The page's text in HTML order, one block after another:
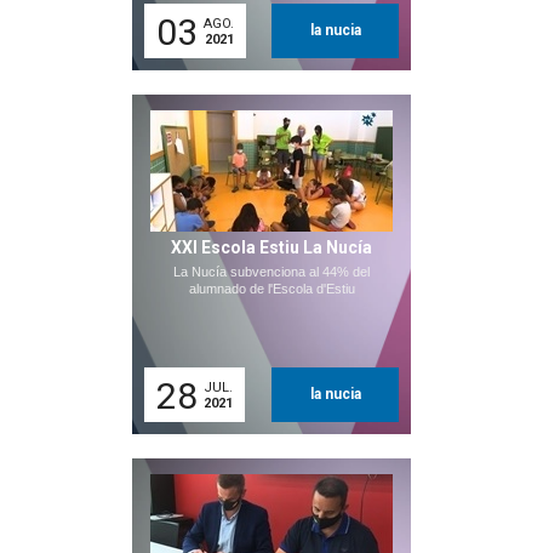
03 AGO.
2021
la nucia
XXI Escola Estiu La Nucía
La Nucía subvenciona al 44% del
alumnado de l'Escola d'Estiu
28 JUL.
2021
la nucia